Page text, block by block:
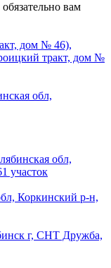
вам
дом № 46),
тракт, дом №
обл,
обл,
участок
Коркинский р-н,
г, СНТ Дружба,